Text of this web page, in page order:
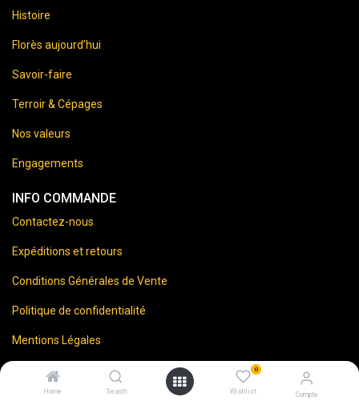
Home Search
0
Wishlist Compte
Histoire
Florès aujourd’hui
Savoir-faire
Terroir & Cépages
Nos valeurs
Engagements
INFO COMMANDE
Contactez-nous
Expéditions et retours
Conditions Générales de Vente
Politique de confidentialité
Mentions Légales